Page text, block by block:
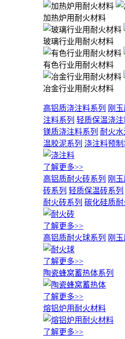
加热炉用耐火材料
玻璃行业用耐火材料
有色行业用耐火材料
冶金行业用耐火材料
高铝质浇注料系列 刚
注料系列 轻质保温浇注
镁质浇注料系列 耐火水
温胶泥系列 浇注料预制
了解更多>>
高铝质耐火砖系列 刚
砖系列 轻质保温砖系列
耐火砖系列 碳化硅质耐
了解更多>>
高铝质耐火球系列 刚
了解更多>>
陶瓷蜂窝蓄热体系列
了解更多>>
熔铝炉用耐火材料
了解更多>>